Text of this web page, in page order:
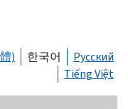
) 한국어
Русский
Tiếng Việt